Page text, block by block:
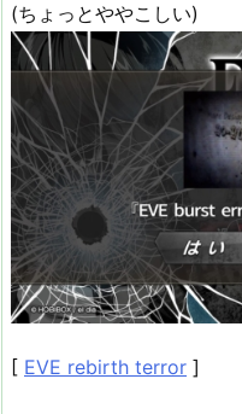
(ちょっとややこしい)
[ EVE rebirth terror ]